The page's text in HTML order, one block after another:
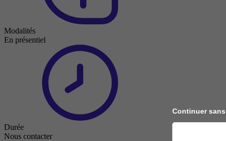
Modalités
En présentiel
Durée
Nous contacter
Continuer